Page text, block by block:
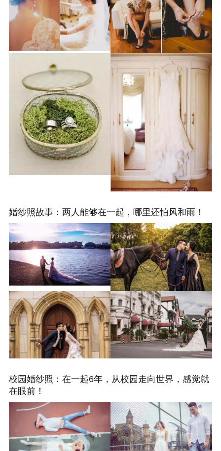
婚纱照故事：两人能够在一起，哪里还怕风和雨！
校园婚纱照：在一起6年，从校园走向世界，感觉就
在眼前！